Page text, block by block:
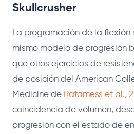
Skullcrusher
La programación de la flexión
mismo modelo de progresión
que otros ejercicios de
de posición del American
Medicine de Ratamess et al.,
coincidencia de volumen,
progresión con el estado de